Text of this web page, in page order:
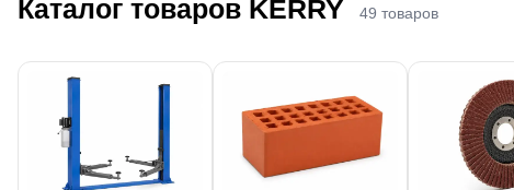
Каталог товаров KERRY 49 товаров